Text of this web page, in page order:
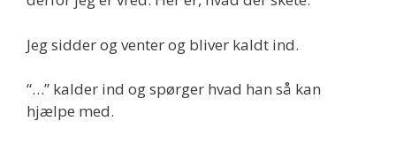
Jeg sidder og venter og bliver kaldt ind.
“…” kalder ind og spørger hvad han så kan
hjælpe med.